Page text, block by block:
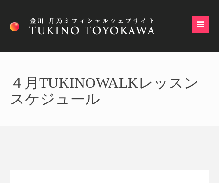
４月TUKINOWALKレッスン
スケジュール